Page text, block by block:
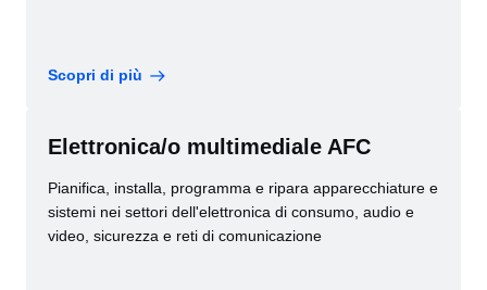
Scopri di più
Elettronica/o multimediale AFC
Pianifica, installa, programma e ripara apparecchiature e
sistemi nei settori dell'elettronica di consumo, audio e
video, sicurezza e reti di comunicazione